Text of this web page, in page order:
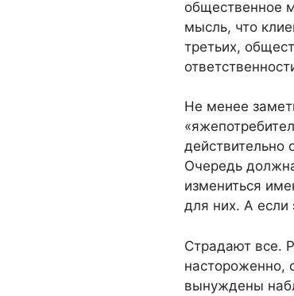
общественное
мысль, что
третьих,
Не менее
действительно
Очередь
измениться
для них. А если
Страдают все.
настороженно,
вынуждены